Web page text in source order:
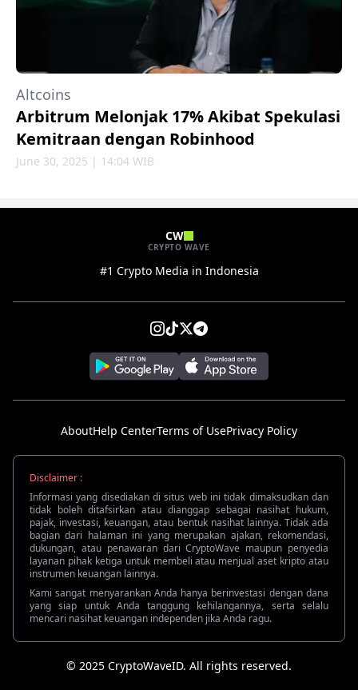
Altcoins
Arbitrum Melonjak 17% Akibat Spekulasi
Kemitraan dengan Robinhood
June 30, 2025 | 14:04 WIB
CW
CRYPTO WAVE
#1 Crypto Media in Indonesia
AboutHelp CenterTerms of UsePrivacy Policy
Disclaimer :
Informasi yang disediakan di situs web ini tidak dimaksudkan dan
tidak boleh ditafsirkan atau dianggap sebagai nasihat hukum,
pajak, investasi, keuangan, atau bentuk nasihat lainnya. Tidak ada
bagian dari halaman ini yang merupakan ajakan, rekomendasi,
dukungan, atau penawaran dari CryptoWave maupun penyedia
layanan pihak ketiga untuk membeli atau menjual aset kripto atau
instrumen keuangan lainnya.
Kami sangat menyarankan Anda hanya berinvestasi dengan dana
yang siap untuk Anda tanggung kehilangannya, serta selalu
mencari nasihat keuangan independen jika Anda ragu.
© 2025 CryptoWaveID. All rights reserved.